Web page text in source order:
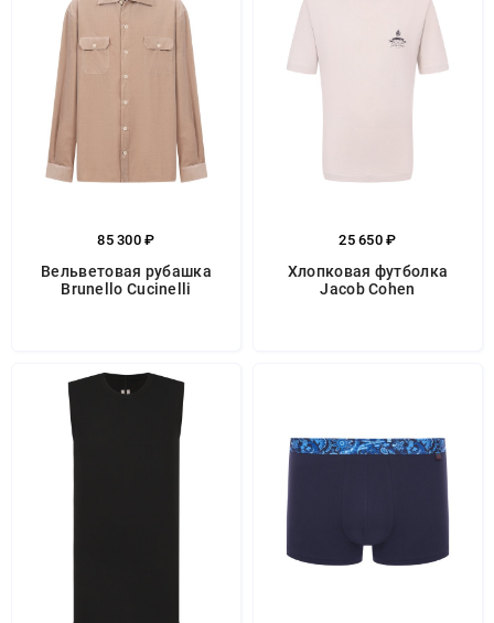
85 300 ₽
Вельветовая рубашка
Brunello Cucinelli
25 650 ₽
Хлопковая футболка
Jacob Cohen